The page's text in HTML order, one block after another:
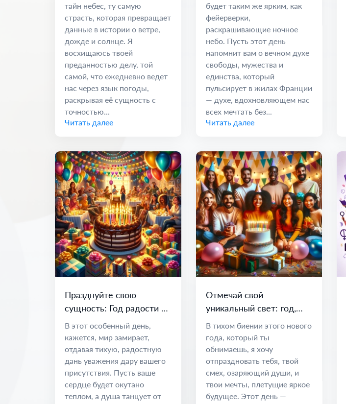
тайн небес, ту самую
страсть, которая превращает
данные в истории о ветре,
дожде и солнце. Я
восхищаюсь твоей
преданностью делу, той
самой, что ежедневно ведет
нас через язык погоды,
раскрывая её сущность с
точностью...
Читать далее
будет таким же ярким, как
фейерверки,
раскрашивающие ночное
небо. Пусть этот день
напомнит вам о вечном духе
свободы, мужества и
единства, который
пульсирует в жилах Франции
— духе, вдохновляющем нас
всех мечтать без...
Читать далее
Празднуйте свою
сущность: Год радости и
возможностей
В этот особенный день,
кажется, мир замирает,
отдавая тихую, радостную
дань уважения дару вашего
присутствия. Пусть ваше
сердце будет окутано
теплом, а душа танцует от
Отмечай свой
уникальный свет: год,
полный мечтаний и
возможностей
В тихом биении этого нового
года, который ты
обнимаешь, я хочу
отпраздновать тебя, твой
смех, озаряющий души, и
твои мечты, плетущие яркое
будущее. Этот день —